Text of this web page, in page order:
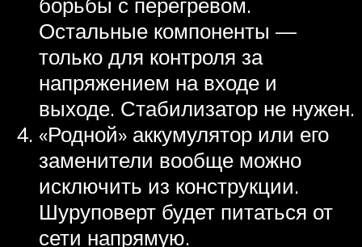
Остальные компоненты —
только для контроля за
напряжением на входе и
выходе. Стабилизатор не нужен.
«Родной» аккумулятор или его
заменители вообще можно
исключить из конструкции.
Шуруповерт будет питаться от
сети напрямую.